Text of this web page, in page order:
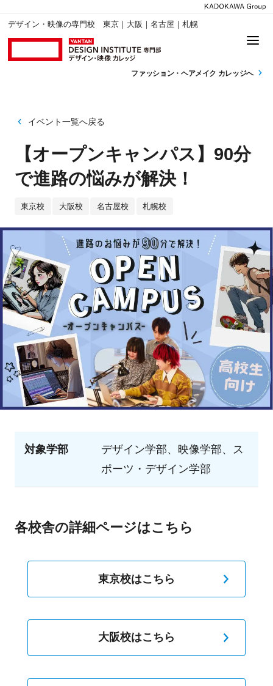
デザイン・映像の専門校 東京｜大阪｜名古屋｜札幌
ファッション・ ヘアメイク カレッジへ
イベント一覧へ戻る
【オープンキャンパス】90分
で進路の悩みが解決！
東京校 大阪校 名古屋校 札幌校
対象学部
デザイン学部、映像学部、ス
ポーツ・デザイン学部
各校舎の詳細ページはこちら
東京校はこちら
大阪校はこちら